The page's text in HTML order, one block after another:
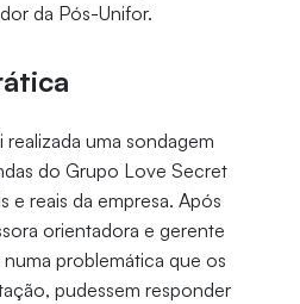
da Pós-Unifor.
uma sondagem
do Grupo Love Secret
e reais da empresa. Após
orientadora e gerente
problemática que os
pudessem responder